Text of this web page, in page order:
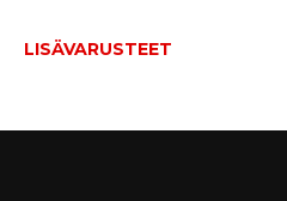
LISÄVARUSTEET